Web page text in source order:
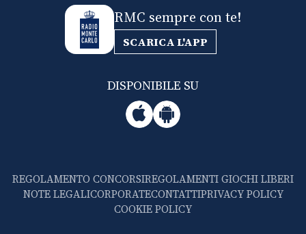
RMC sempre con te!
SCARICA L'APP
DISPONIBILE SU
REGOLAMENTO CONCORSIREGOLAMENTI GIOCHI LIBERI
NOTE LEGALICORPORATECONTATTIPRIVACY POLICY
COOKIE POLICY